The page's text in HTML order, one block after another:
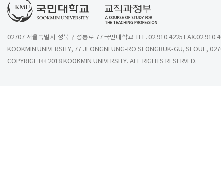
02707 서울특별시 성북구 정릉로 77 국민대학교 TEL. 02.910.4225
KOOKMIN UNIVERSITY, 77 JEONGNEUNG-RO SEONGBUK-GU, SEOUL,
COPYRIGHT© 2018 KOOKMIN UNIVERSITY. ALL RIGHTS RESERVED.